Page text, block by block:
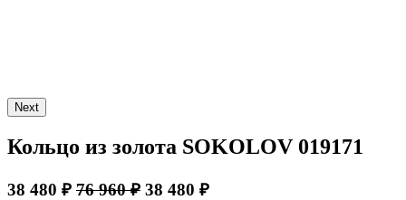
Next
Кольцо из золота SOKOLOV 019171
38 480 ₽ 76 960 ₽ 38 480 ₽